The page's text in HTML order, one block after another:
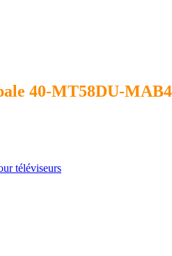
40-MT58DU-
téléviseurs